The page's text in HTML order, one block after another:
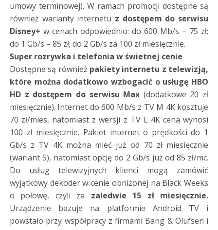
umowy terminowej). W ramach promocji dostępne są
również warianty internetu z dostępem do serwisu
Disney+ w cenach odpowiednio: do 600 Mb/s – 75 zł;
do 1 Gb/s – 85 zł; do 2 Gb/s za 100 zł miesięcznie.
Super rozrywka i telefonia w świetnej cenie
Dostępne są również pakiety internetu z telewizją,
które można dodatkowo wzbogacić o usługę HBO
HD z dostępem do serwisu Max (dodatkowe 20 zł
miesięcznie). Internet do 600 Mb/s z TV M 4K kosztuje
70 zł/mies, natomiast z wersji z TV L 4K cena wynosi
100 zł miesięcznie. Pakiet internet o prędkości do 1
Gb/s z TV 4K można mieć już od 70 zł miesięcznie
(wariant S), natomiast opcję do 2 Gb/s już od 85 zł/mc.
Do usług telewizyjnych klienci mogą zamówić
wyjątkowy dekoder w cenie obniżonej na Black Weeks
o połowę, czyli za zaledwie 15 zł miesięcznie.
Urządzenie bazuje na platformie Android TV i
powstało przy współpracy z firmami Bang & Olufsen i